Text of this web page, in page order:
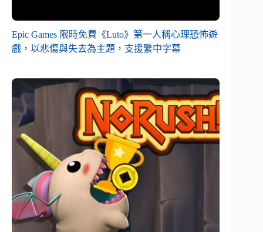
Epic Games 限時免費《Luto》第一人稱心理恐怖遊
戲，以悲傷與失去為主題，支援繁中字幕